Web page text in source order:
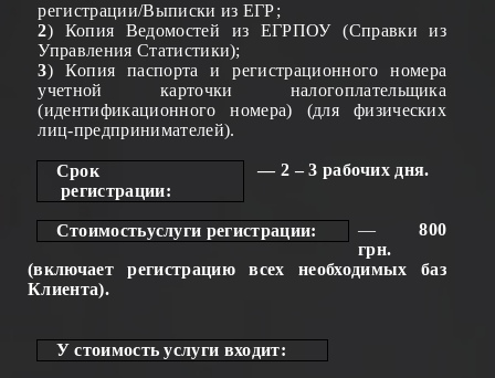
регистрации/Выписки из ЕГР;
2) Копия Ведомостей из ЕГРПОУ (Справки из
Управления Статистики);
3) Копия паспорта и регистрационного номера
учетной карточки налогоплательщика
(идентификационного номера) (для физических
лиц-предпринимателей).
Срок
регистрации:
— 2 – 3 рабочих дня.
Стоимостьуслуги регистрации: —800
грн.
(включает регистрацию всех необходимых баз
Клиента).
У стоимость услуги входит: